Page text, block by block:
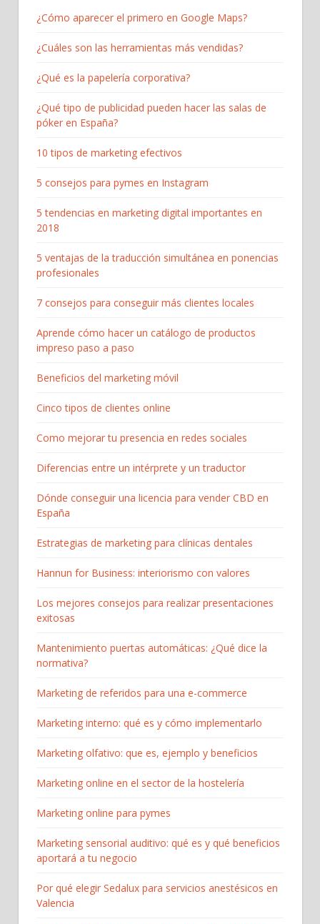
¿Cómo aparecer el primero en Google Maps?
¿Cuáles son las herramientas más vendidas?
¿Qué es la papelería corporativa?
¿Qué tipo de publicidad pueden hacer las salas de
póker en España?
10 tipos de marketing efectivos
5 consejos para pymes en Instagram
5 tendencias en marketing digital importantes en
2018
5 ventajas de la traducción simultánea en ponencias
profesionales
7 consejos para conseguir más clientes locales
Aprende cómo hacer un catálogo de productos
impreso paso a paso
Beneficios del marketing móvil
Cinco tipos de clientes online
Como mejorar tu presencia en redes sociales
Diferencias entre un intérprete y un traductor
Dónde conseguir una licencia para vender CBD en
España
Estrategias de marketing para clínicas dentales
Hannun for Business: interiorismo con valores
Los mejores consejos para realizar presentaciones
exitosas
Mantenimiento puertas automáticas: ¿Qué dice la
normativa?
Marketing de referidos para una e-commerce
Marketing interno: qué es y cómo implementarlo
Marketing olfativo: que es, ejemplo y beneficios
Marketing online en el sector de la hostelería
Marketing online para pymes
Marketing sensorial auditivo: qué es y qué beneficios
aportará a tu negocio
Por qué elegir Sedalux para servicios anestésicos en
Valencia